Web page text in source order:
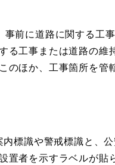
前に道路に関する工
る工事または道路の維
のほか、工事箇所を管
標識や警戒標識と、公
置者を示すラベルが貼